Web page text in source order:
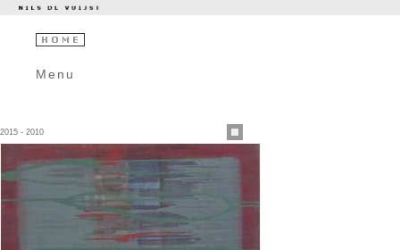
Menu
2015 - 2010